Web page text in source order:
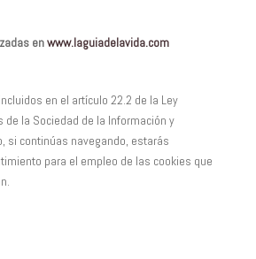
enwww.laguiadelavida.com
en el artículo 22.2 de la Ley
de la Sociedad de la Información y
si continúas navegando, estarás
para el empleo de las cookies que